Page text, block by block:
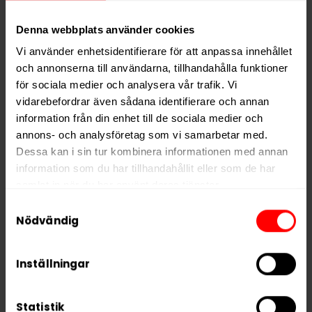
Denna webbplats använder cookies
Vi använder enhetsidentifierare för att anpassa innehållet
och annonserna till användarna, tillhandahålla funktioner
för sociala medier och analysera vår trafik. Vi
vidarebefordrar även sådana identifierare och annan
information från din enhet till de sociala medier och
annons- och analysföretag som vi samarbetar med.
Dessa kan i sin tur kombinera informationen med annan
information som du har tillhandahållit eller som de har
We work with
who may receive and
Nödvändig
Inställningar
Statistik
Typ
Smak
Mint
Format
Slim
Styrka
Stark
Nikotin per gram
16,0 mg/g
Nikotin per portion
12,0 mg
Nikotin per dosa
240 mg
Vikt per dosa
15 g
Tillverkare